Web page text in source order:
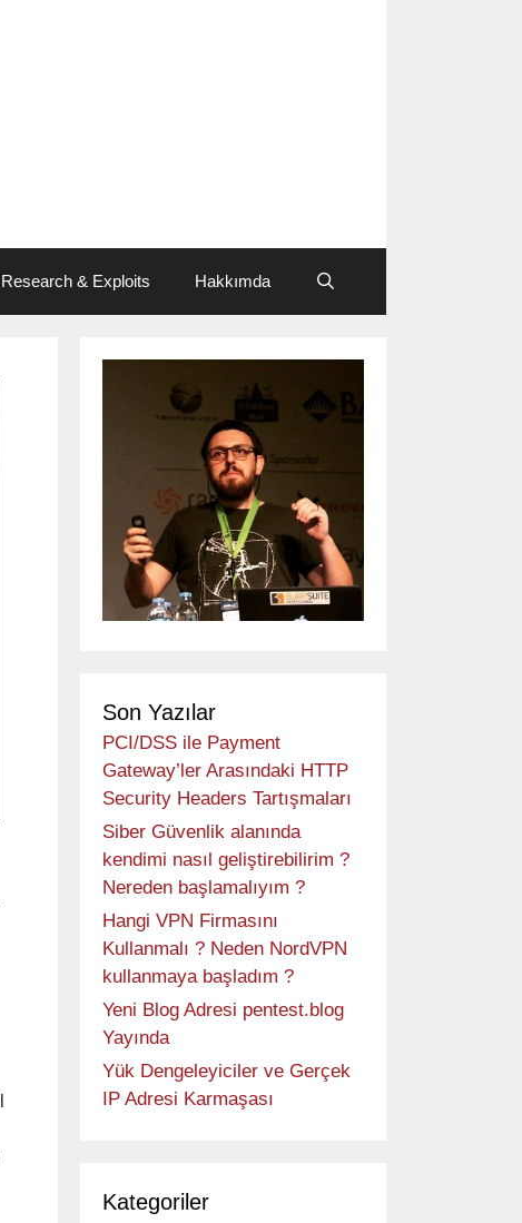
Research & Exploits Hakkımda
Son Yazılar
PCI/DSS ile Payment
Gateway’ler Arasındaki HTTP
Security Headers Tartışmaları
Siber Güvenlik alanında
kendimi nasıl geliştirebilirim ?
Nereden başlamalıyım ?
Hangi VPN Firmasını
Kullanmalı ? Neden NordVPN
kullanmaya başladım ?
Yeni Blog Adresi pentest.blog
Yayında
Yük Dengeleyiciler ve Gerçek
IP Adresi Karmaşası
Kategoriler